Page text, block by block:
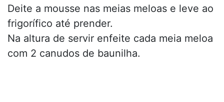
Deite a mousse nas meias meloas e leve ao
frigorífico até prender.
Na altura de servir enfeite cada meia meloa
com 2 canudos de baunilha.